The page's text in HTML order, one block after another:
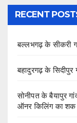
RECENT
बल्लभगढ़ के सीकरी
बहादुरगढ़ के सिदीपुर
सोनीपत के बैयापुर
ऑनर किलिंग का शक